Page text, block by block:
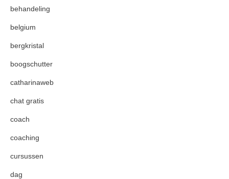
behandeling
belgium
bergkristal
boogschutter
catharinaweb
chat gratis
coach
coaching
cursussen
dag